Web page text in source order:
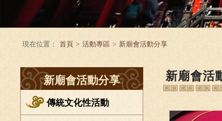
現在位置： 首頁 > 活動專區 > 新廟會活動分享
新廟會活動分享
傳統文化性活動
新廟會活